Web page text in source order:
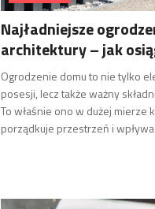
Najładniejsze
architektury – jak
Ogrodzenie domu to nie tylko
posesji, lecz także ważny
To właśnie ono w dużej mierze
porządkuje przestrzeń i